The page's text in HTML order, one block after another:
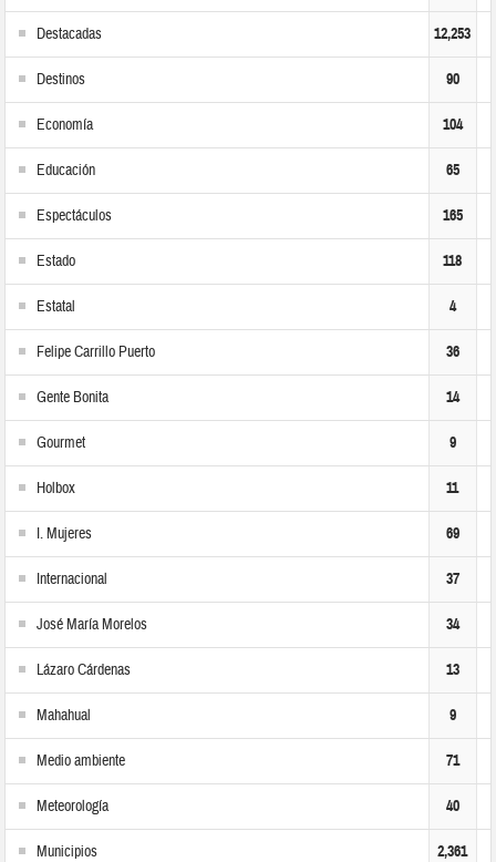
Destacadas 12,253
Destinos 90
Economía 104
Educación 65
Espectáculos 165
Estado 118
Estatal 4
Felipe Carrillo Puerto 36
Gente Bonita 14
Gourmet 9
Holbox 11
I. Mujeres 69
Internacional 37
José María Morelos 34
Lázaro Cárdenas 13
Mahahual 9
Medio ambiente 71
Meteorología 40
Municipios 2,361